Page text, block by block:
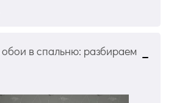
в спальню: разбираем